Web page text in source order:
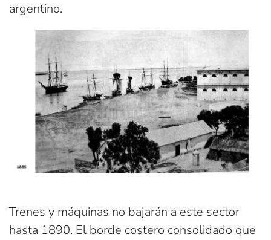
argentino.
Trenes y máquinas no bajarán a este sector
hasta 1890. El borde costero consolidado que